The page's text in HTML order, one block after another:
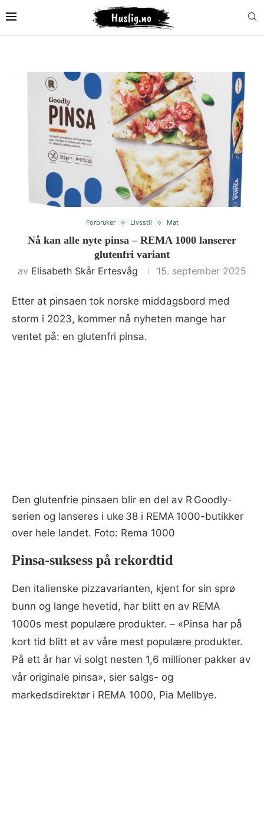
Forbruker Livsstil Mat
Nå kan alle nyte pinsa – REMA 1000 lanserer
glutenfri variant
av Elisabeth Skår Ertesvåg 15. september 2025
Etter at pinsaen tok norske middagsbord med
storm i 2023, kommer nå nyheten mange har
ventet på: en glutenfri pinsa.
Den glutenfrie pinsaen blir en del av R Goodly-
serien og lanseres i uke 38 i REMA 1000-butikker
over hele landet. Foto: Rema 1000
Pinsa-suksess på rekordtid
Den italienske pizzavarianten, kjent for sin sprø
bunn og lange hevetid, har blitt en av REMA
1000s mest populære produkter. – «Pinsa har på
kort tid blitt et av våre mest populære produkter.
På ett år har vi solgt nesten 1,6 millioner pakker av
vår originale pinsa», sier salgs- og
markedsdirektør i REMA 1000, Pia Mellbye.